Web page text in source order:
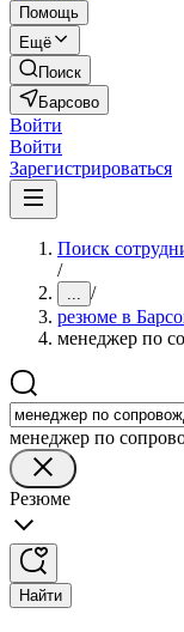
Помощь
Ещё
Поиск
Барсово
Войти
Войти
Зарегистрироваться
Поиск
/
... /
резюме в
менеджер по
менеджер по
Резюме
Найти